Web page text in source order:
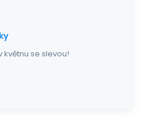
se slevou!